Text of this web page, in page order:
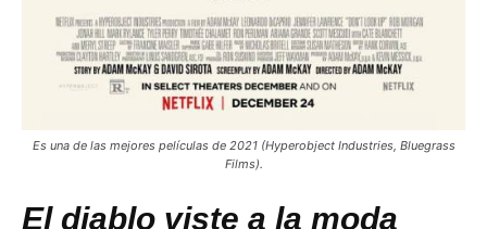
Es una de las mejores películas de 2021 (Hyperobject Industries, Bluegrass
Films).
El diablo viste a la moda